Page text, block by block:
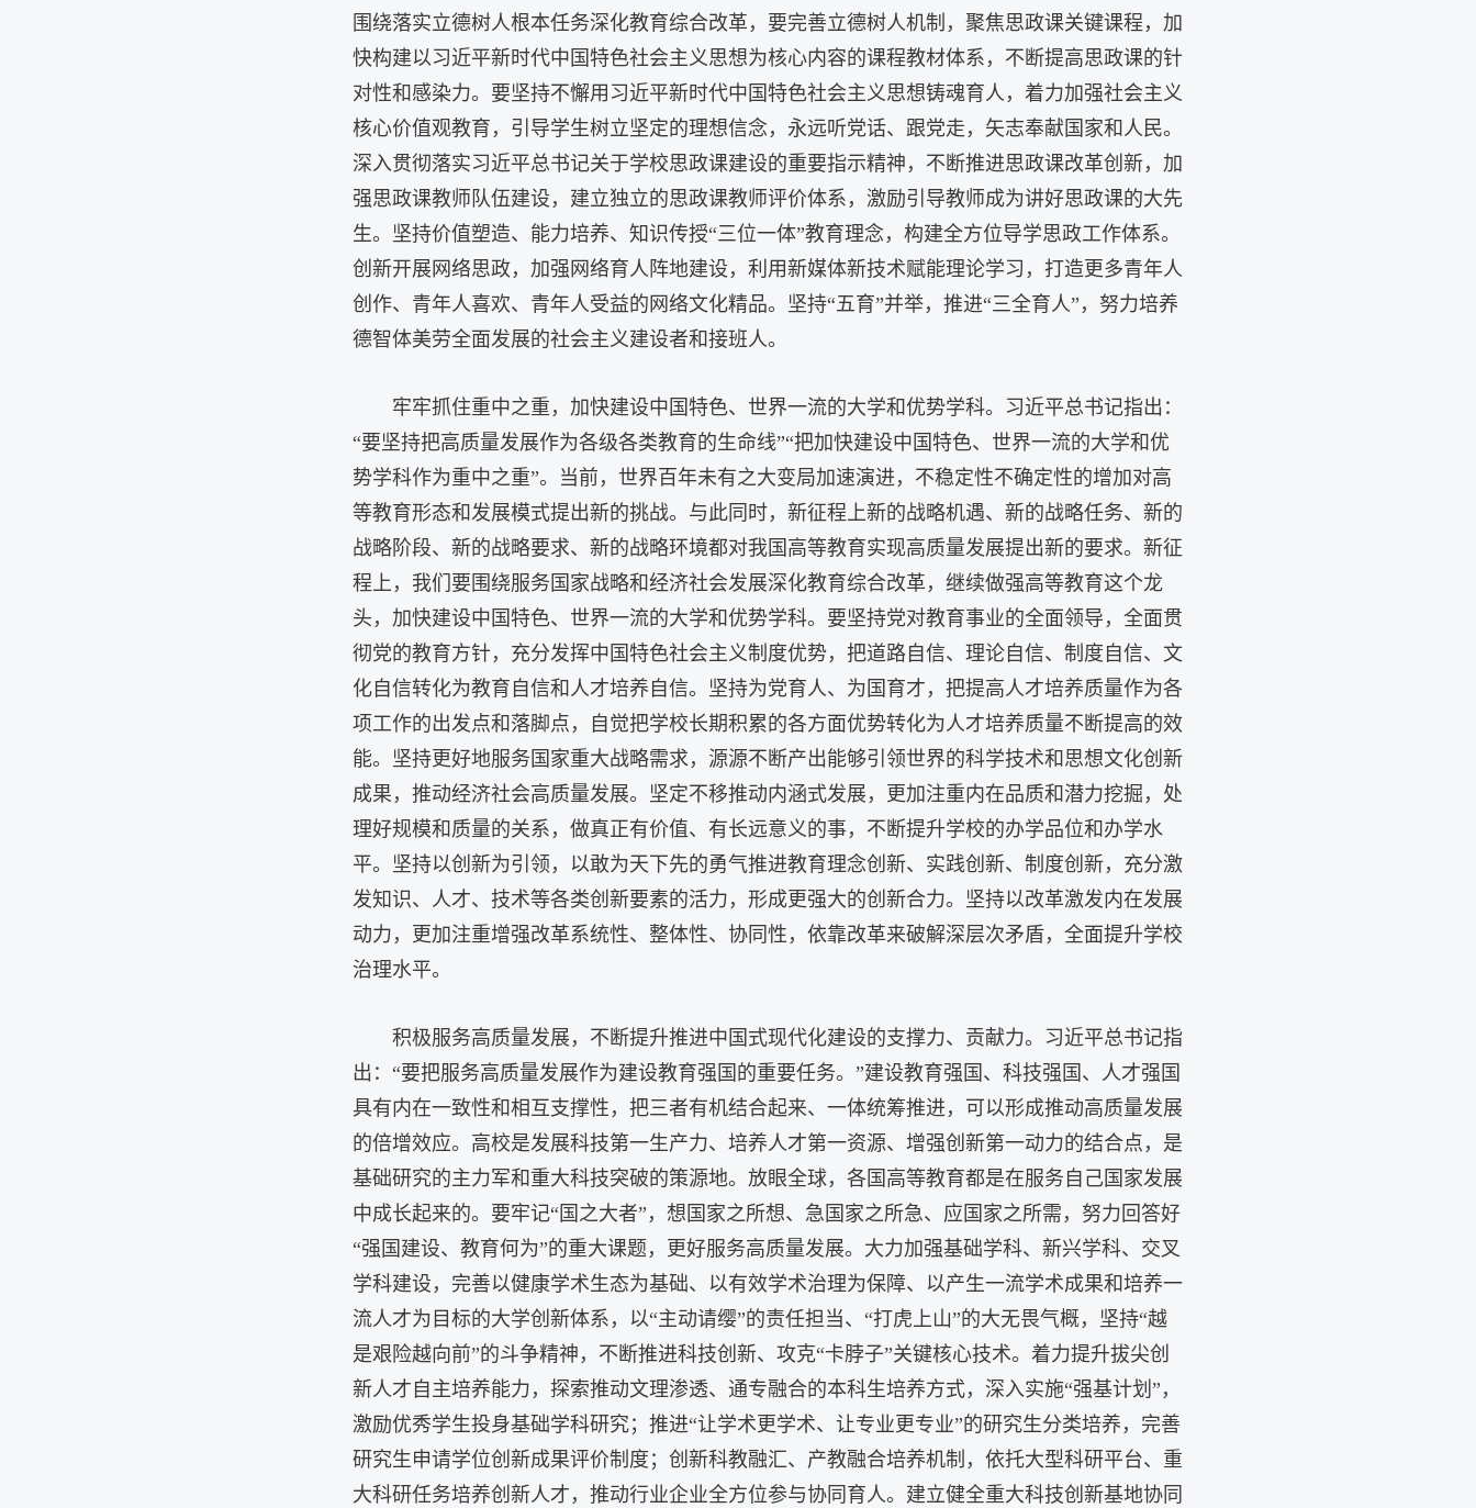
围绕落实立德树人根本任务深化教育综合改革，要完善立德树人机制，聚焦思政课关键课程，加
快构建以习近平新时代中国特色社会主义思想为核心内容的课程教材体系，不断提高思政课的针
对性和感染力。要坚持不懈用习近平新时代中国特色社会主义思想铸魂育人，着力加强社会主义
核心价值观教育，引导学生树立坚定的理想信念，永远听党话、跟党走，矢志奉献国家和人民。
深入贯彻落实习近平总书记关于学校思政课建设的重要指示精神，不断推进思政课改革创新，加
强思政课教师队伍建设，建立独立的思政课教师评价体系，激励引导教师成为讲好思政课的大先
生。坚持价值塑造、能力培养、知识传授“三位一体”教育理念，构建全方位导学思政工作体系。
创新开展网络思政，加强网络育人阵地建设，利用新媒体新技术赋能理论学习，打造更多青年人
创作、青年人喜欢、青年人受益的网络文化精品。坚持“五育”并举，推进“三全育人”，努力培养
德智体美劳全面发展的社会主义建设者和接班人。
牢牢抓住重中之重，加快建设中国特色、世界一流的大学和优势学科。习近平总书记指出：
“要坚持把高质量发展作为各级各类教育的生命线”“把加快建设中国特色、世界一流的大学和优
势学科作为重中之重”。当前，世界百年未有之大变局加速演进，不稳定性不确定性的增加对高
等教育形态和发展模式提出新的挑战。与此同时，新征程上新的战略机遇、新的战略任务、新的
战略阶段、新的战略要求、新的战略环境都对我国高等教育实现高质量发展提出新的要求。新征
程上，我们要围绕服务国家战略和经济社会发展深化教育综合改革，继续做强高等教育这个龙
头，加快建设中国特色、世界一流的大学和优势学科。要坚持党对教育事业的全面领导，全面贯
彻党的教育方针，充分发挥中国特色社会主义制度优势，把道路自信、理论自信、制度自信、文
化自信转化为教育自信和人才培养自信。坚持为党育人、为国育才，把提高人才培养质量作为各
项工作的出发点和落脚点，自觉把学校长期积累的各方面优势转化为人才培养质量不断提高的效
能。坚持更好地服务国家重大战略需求，源源不断产出能够引领世界的科学技术和思想文化创新
成果，推动经济社会高质量发展。坚定不移推动内涵式发展，更加注重内在品质和潜力挖掘，处
理好规模和质量的关系，做真正有价值、有长远意义的事，不断提升学校的办学品位和办学水
平。坚持以创新为引领，以敢为天下先的勇气推进教育理念创新、实践创新、制度创新，充分激
发知识、人才、技术等各类创新要素的活力，形成更强大的创新合力。坚持以改革激发内在发展
动力，更加注重增强改革系统性、整体性、协同性，依靠改革来破解深层次矛盾，全面提升学校
治理水平。
积极服务高质量发展，不断提升推进中国式现代化建设的支撑力、贡献力。习近平总书记指
出：“要把服务高质量发展作为建设教育强国的重要任务。”建设教育强国、科技强国、人才强国
具有内在一致性和相互支撑性，把三者有机结合起来、一体统筹推进，可以形成推动高质量发展
的倍增效应。高校是发展科技第一生产力、培养人才第一资源、增强创新第一动力的结合点，是
基础研究的主力军和重大科技突破的策源地。放眼全球，各国高等教育都是在服务自己国家发展
中成长起来的。要牢记“国之大者”，想国家之所想、急国家之所急、应国家之所需，努力回答好
“强国建设、教育何为”的重大课题，更好服务高质量发展。大力加强基础学科、新兴学科、交叉
学科建设，完善以健康学术生态为基础、以有效学术治理为保障、以产生一流学术成果和培养一
流人才为目标的大学创新体系，以“主动请缨”的责任担当、“打虎上山”的大无畏气概，坚持“越
是艰险越向前”的斗争精神，不断推进科技创新、攻克“卡脖子”关键核心技术。着力提升拔尖创
新人才自主培养能力，探索推动文理渗透、通专融合的本科生培养方式，深入实施“强基计划”，
激励优秀学生投身基础学科研究；推进“让学术更学术、让专业更专业”的研究生分类培养，完善
研究生申请学位创新成果评价制度；创新科教融汇、产教融合培养机制，依托大型科研平台、重
大科研任务培养创新人才，推动行业企业全方位参与协同育人。建立健全重大科技创新基地协同